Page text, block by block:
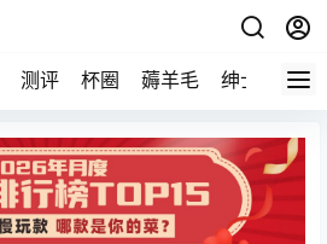
测评 杯圈 薅羊毛 绅士 视频